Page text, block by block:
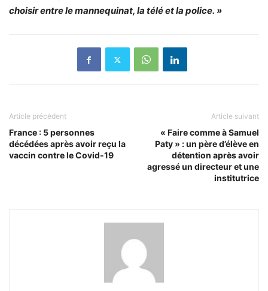
choisir entre le mannequinat, la télé et la police. »
Article précédent
France : 5 personnes
décédées après avoir reçu la
vaccin contre le Covid-19
Article suivant
« Faire comme à Samuel
Paty » : un père d’élève en
détention après avoir
agressé un directeur et une
institutrice